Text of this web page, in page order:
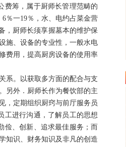
费筹，属于厨师长管理范畴的
％一19％，水、电约占菜金营
，厨师长须享握墓本的维护保
施、设备的专业性，一般水电
费用，提高厨房设备的使用率
。以获取多方面的配合与支
另外．厨师长作为餐饮部的主
，定期组织厨窍与前厅服务员
工进行沟通，了解员工的思想
俭、创新、追求最佳服务；而
知识、财务知识及非凡的创造